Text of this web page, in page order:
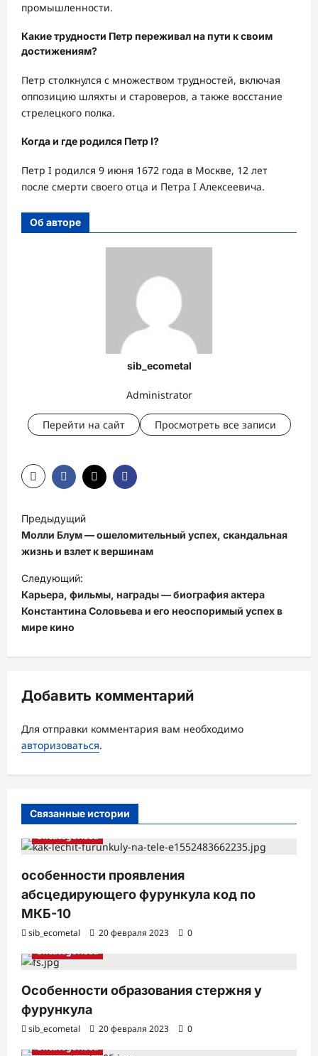
промышленности.
Какие трудности Петр переживал на пути к своим
достижениям?
Петр столкнулся с множеством трудностей, включая
оппозицию шляхты и староверов, а также восстание
стрелецкого полка.
Когда и где родился Петр I?
Петр I родился 9 июня 1672 года в Москве, 12 лет
после смерти своего отца и Петра I Алексеевича.
Об авторе
sib_ecometal
Administrator
Перейти на сайт Просмотреть все записи
а
в
и
г
а
я
з
а
п
и
Предыдущий
Молли Блум — ошеломительный успех, скандальная
жизнь и взлет к вершинам
Следующий:
Карьера, фильмы, награды — биография актера
Константина Соловьева и его неоспоримый успех в
мире кино
Добавить комментарий
Для отправки комментария вам необходимо
авторизоваться.
Связанные истории
Uncategorised
особенности проявления
абсцедирующего фурункула код по
МКБ-10
sib_ecometal 20 февраля 2023
0
Uncategorised
Особенности образования стержня у
фурункула
sib_ecometal 20 февраля 2023
0
Uncategorised